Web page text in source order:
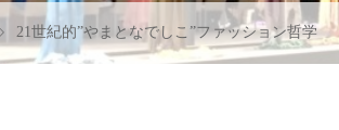
21世紀的”やまとなでしこ”ファッション哲学